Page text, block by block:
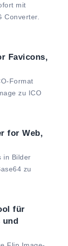
mit
Converter.
Favicons,
Format
zu ICO
for Web,
in Bilder
zu
für
und